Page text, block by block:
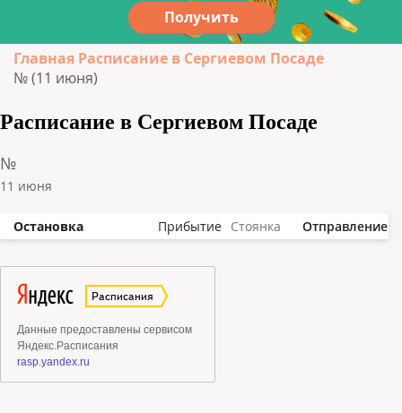
Получить
Главная Расписание в Сергиевом Посаде
№ (11 июня)
Расписание в Сергиевом Посаде
№
11 июня
Остановка Прибытие Стоянка Отправление